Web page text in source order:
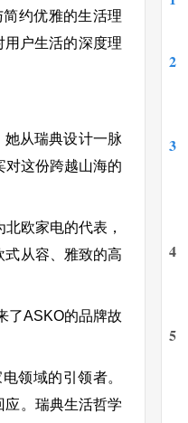
约优雅的生活理
户生活的深度理
从瑞典设计一脉
对这份跨越山海的
欧家电的代表，
从容、雅致的高
ASKO的品牌故
领域的引领者。
。瑞典生活哲学
2
3
4
5